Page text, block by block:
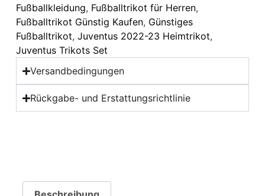
Fußballkleidung, Fußballtrikot für Herren,
Fußballtrikot Günstig Kaufen, Günstiges
Fußballtrikot, Juventus 2022-23 Heimtrikot,
Juventus Trikots Set
Versandbedingungen
Rückgabe- und Erstattungsrichtlinie